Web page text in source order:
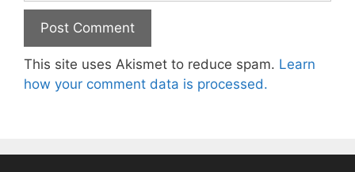
This site uses Akismet to reduce spam. Learn
how your comment data is processed.